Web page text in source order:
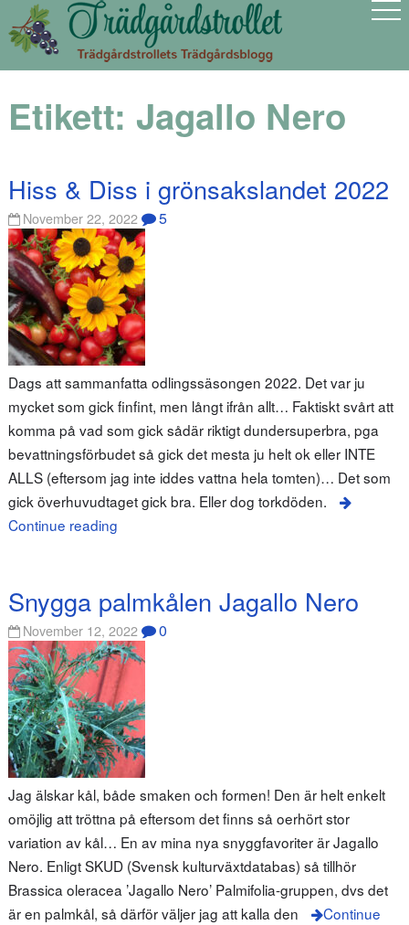
Etikett: Jagallo Nero
Hiss & Diss i grönsakslandet 2022
November 22, 2022 5
Dags att sammanfatta odlingssäsongen 2022. Det var ju
mycket som gick finfint, men långt ifrån allt… Faktiskt svårt att
komma på vad som gick sådär riktigt dundersuperbra, pga
bevattningsförbudet så gick det mesta ju helt ok eller INTE
ALLS (eftersom jag inte iddes vattna hela tomten)… Det som
gick överhuvudtaget gick bra. Eller dog torkdöden.
Continue reading
Snygga palmkålen Jagallo Nero
November 12, 2022 0
Jag älskar kål, både smaken och formen! Den är helt enkelt
omöjlig att tröttna på eftersom det finns så oerhört stor
variation av kål… En av mina nya snyggfavoriter är Jagallo
Nero. Enligt SKUD (Svensk kulturväxtdatabas) så tillhör
Brassica oleracea ’Jagallo Nero’ Palmifolia-gruppen, dvs det
är en palmkål, så därför väljer jag att kalla den
Continue